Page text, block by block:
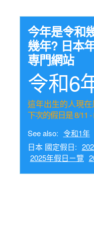
今年是令和
幾年? 日本
専門網站
令和6
這年出生的人現在
下次的假日是 8/11 -
See also: 令和1年
日本 國定假日:
2025年假日ㄧ覽